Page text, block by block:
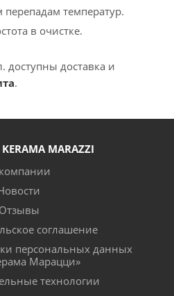
перепадам температур.
в очистке.
доступны доставка и
.
MARAZZI
Отзывы
соглашение
персональных данных
Марацци»
технологии